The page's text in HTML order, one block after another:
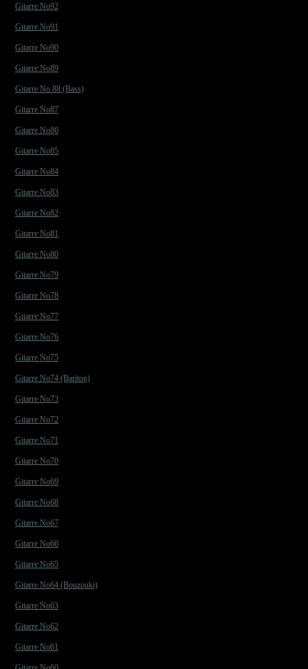
Gitarre No92
Gitarre No91
Gitarre No90
Gitarre No89
Gitarre No 88 (Bass)
Gitarre No87
Gitarre No86
Gitarre No85
Gitarre No84
Gitarre No83
Gitarre No82
Gitarre No81
Gitarre No80
Gitarre No79
Gitarre No78
Gitarre No77
Gitarre No76
Gitarre No75
Gitarre No74 (Bariton)
Gitarre No73
Gitarre No72
Gitarre No71
Gitarre No70
Gitarre No69
Gitarre No68
Gitarre No67
Gitarre No66
Gitarre No65
Gitarre No64 (Bouzouki)
Gitarre No63
Gitarre No62
Gitarre No61